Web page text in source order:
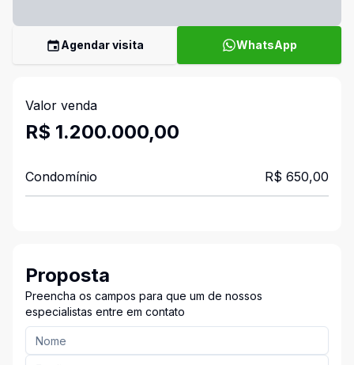
Agendar visita WhatsApp
Valor venda
R$ 1.200.000,00
Condomínio R$ 650,00
Proposta
Preencha os campos para que um de nossos
especialistas entre em contato